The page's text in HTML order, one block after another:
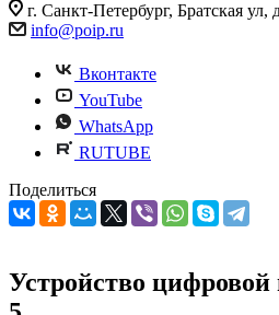
г. Санкт-Петербург, Братская
info@poip.ru
Вконтакте
YouTube
WhatsApp
RUTUBE
Поделиться
Устройство